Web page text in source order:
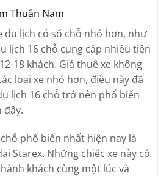
Thuận Nam
du lịch có số chỗ nhỏ hơn, như
lịch 16 chỗ cung cấp nhiều tiện
18 khách. Giá thuê xe không
loại xe nhỏ hơn, điều này đã
lịch 16 chỗ trở nên phổ biến
đây.
phổ biến nhất hiện nay là
Starex. Những chiếc xe này có
khách cùng một lúc và